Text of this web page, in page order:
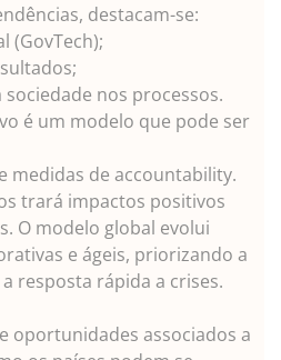
destacam-se:
(GovTech);
nos processos.
é um modelo que pode ser
medidas de accountability.
trará impactos positivos
O modelo global evolui
e ágeis, priorizando a
resposta rápida a crises.
oportunidades associados a